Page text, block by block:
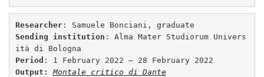
Researcher
Sending institution : Alma Mater Studiorum Univers
Period
Output:
Montale critico di Dante